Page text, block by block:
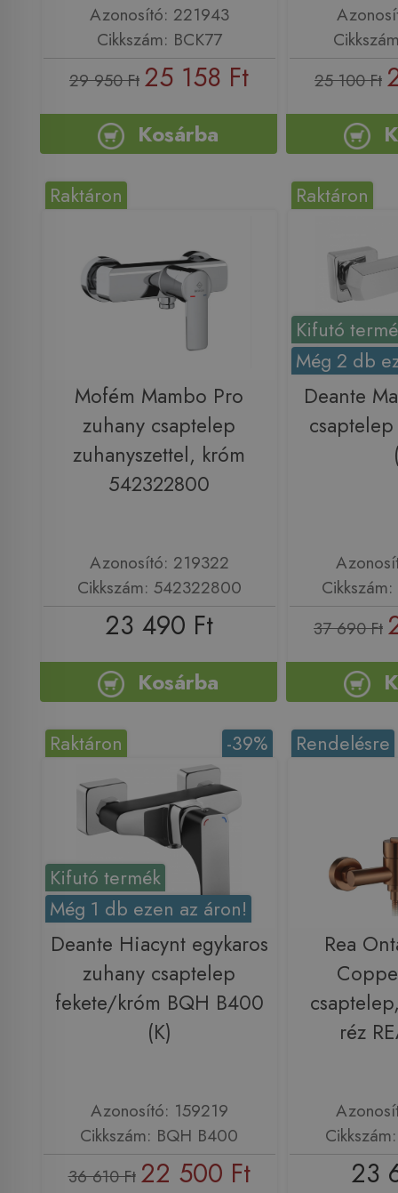
Azonosító: 221943
Cikkszám: BCK77
29 950 Ft 25 158 Ft
Kosárba
25 100 Ft
Raktáron
Mofém Mambo Pro
zuhany csaptelep
zuhanyszettel, króm
542322800
Azonosító: 219322
Cikkszám: 542322800
23 490 Ft
Kosárba
Kifutó
Még 2 db
Raktáron
Deante
37 690 Ft
Kifutó termék
Még 1 db ezen az áron!
-39%
Raktáron
Deante Hiacynt egykaros
zuhany csaptelep
fekete/króm BQH B400
(K)
Azonosító: 159219
Cikkszám: BQH B400
36 610 Ft 22 500 Ft
Rendelésre
Rea
réz
23